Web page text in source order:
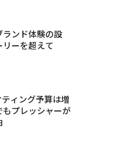
ランド体験の設
ーを超えて
ィング予算は増
もプレッシャーが